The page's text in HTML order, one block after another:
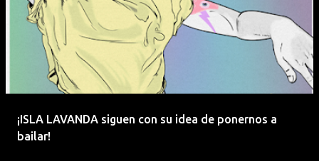
¡ISLA LAVANDA siguen con su idea de ponernos a
bailar!